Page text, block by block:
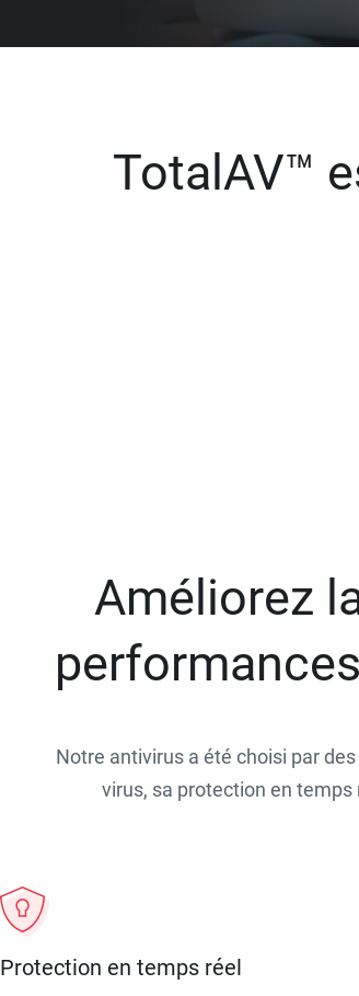
TotalAV™
Améliorez
Notre antivirus a été choisi par
virus, sa protection en
Protection en temps réel